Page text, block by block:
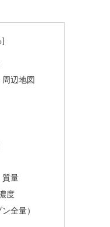
辺地図
質量
度
全量）